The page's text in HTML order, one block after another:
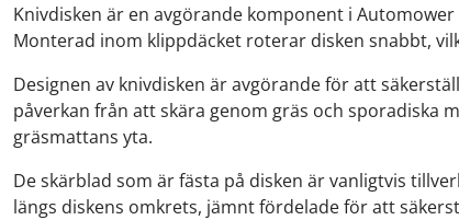
Knivdisken är en avgörande komponent i
Monterad inom klippdäcket roterar disken snabbt,
Designen av knivdisken är avgörande för att
påverkan från att skära genom gräs och sporadiska
gräsmattans yta.
De skärblad som är fästa på disken är vanligtvis
längs diskens omkrets, jämnt fördelade för att